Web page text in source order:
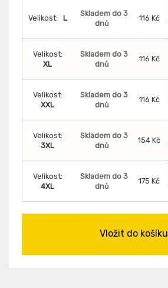
Velikost: L
Skladem do 3
dnů
116 Kč
Velikost:
XL
Skladem do 3
dnů
116 Kč
Velikost:
XXL
Skladem do 3
dnů
116 Kč
Velikost:
3XL
Skladem do 3
dnů
154 Kč
Velikost:
4XL
Skladem do 3
dnů
175 Kč
Vložit do košíku